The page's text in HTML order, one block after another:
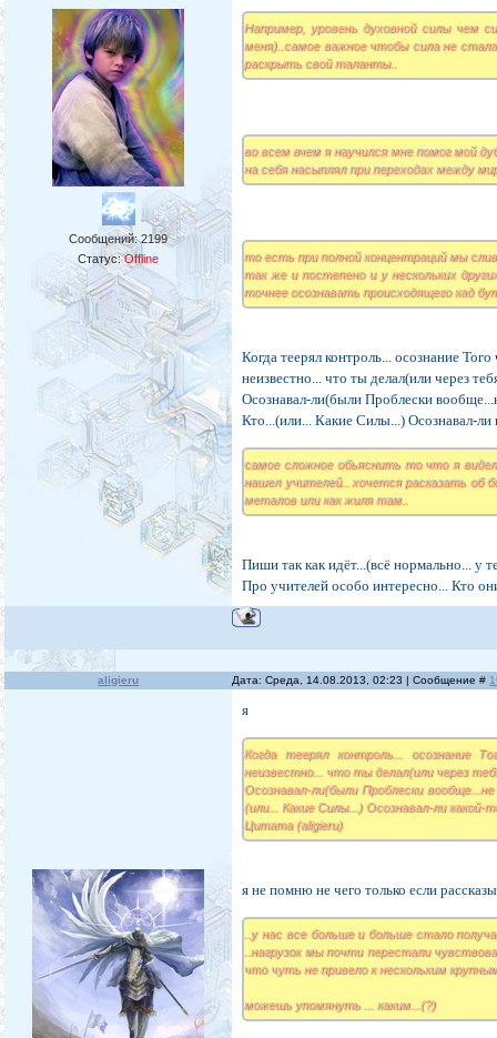
Сообщений:2199
Статус:Offline
Например, уровень духовной силы чем
меня)..самое важное чтобы сила не
раскрыть свой таланты..
во всем вчем я научился мне помог мой
на себя насыплял при переходах между
то есть при полной концентраций мы
так же и постепено и у нескольких
точнее осознавать происходящего кад
Когда теерял контроль... осознание
неизвестно... что ты делал(или через
Осознавал-ли(были Проблески
Кто...(или... Какие Силы...) Осознавал-
самое сложное обьяснить то что я
нашел учителей.. хочется расказать об
металов или как жиля там..
Пиши так как идёт...(всё нормально... у
Про учителей особо интересно... Кто
aligieru Дата: Среда, 14.08.2013, 02:23 | Сообщение #
я
Когда теерял контроль... осознание
неизвестно... что ты делал(или через
Осознавал-ли(были Проблески
(или... Какие Силы...) Осознавал-ли
Цитата (aligieru)
я не помню не чего только если
..у нас все больше и больше стало
..нагрузок мы почти перестали
что чуть не привело к нескольким
можешь упомянуть ... каким...(?)